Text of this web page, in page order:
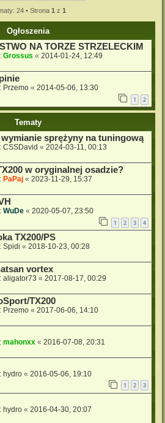
24 • Strona 1 z 1
Ogłoszenia
NA TORZE STRZELECKIM
Grossus « 2014-01-24, 12:49
Przemo « 2014-05-06, 13:30
1 2
Tematy
sprężyny na tuningową
CSSDavid « 2024-03-11, 00:13
w oryginalnej osadzie?
PaPaj « 2023-11-29, 15:37
WuDe « 2020-05-07, 23:50
1 2 3 4
TX200/PS
Spidi « 2018-10-23, 00:28
vortex
aligator73 « 2017-08-17, 00:29
TX200
Przemo « 2017-06-06, 14:10
mahonxx « 2016-07-08, 20:31
hydro « 2016-05-06, 19:10
1 2 3
hydro « 2016-04-30, 20:07